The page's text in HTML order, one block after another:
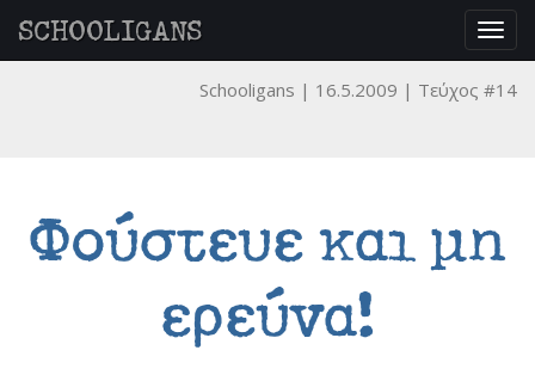
SCHOOLIGANS
Schooligans 16.5.2009 Τεύχος #14
Φούστευε και μη
ερεύνα!